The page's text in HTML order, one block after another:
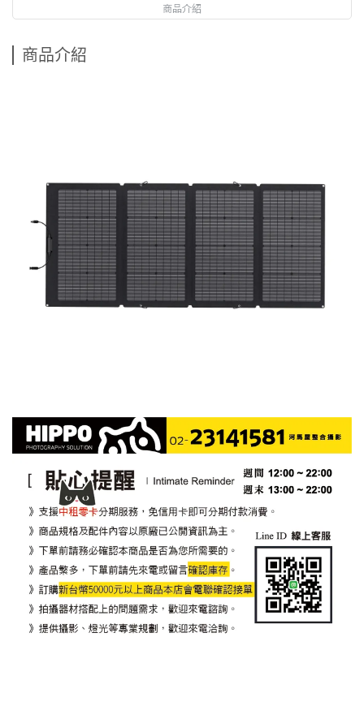
商品介紹
商品介紹